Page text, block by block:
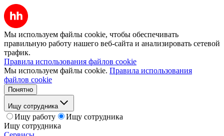
Мы используем файлы cookie, чтобы обеспечивать
правильную работу нашего веб-сайта и анализировать сетевой
трафик.
Правила использования файлов cookie
Мы используем файлы cookie. Правила использования
файлов cookie
Понятно
Ищу сотрудника
Ищу работу
Ищу сотрудника
Ищу сотрудника